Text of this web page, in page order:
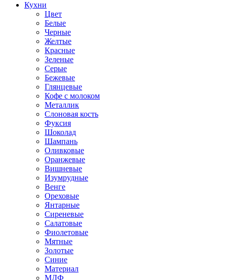
Кухни
Цвет
Белые
Черные
Желтые
Красные
Зеленые
Серые
Бежевые
Глянцевые
Кофе с молоком
Металлик
Слоновая кость
Фуксия
Шоколад
Шампань
Оливковые
Оранжевые
Вишневые
Изумрудные
Венге
Ореховые
Янтарные
Сиреневые
Салатовые
Фиолетовые
Мятные
Золотые
Синие
Материал
МДФ